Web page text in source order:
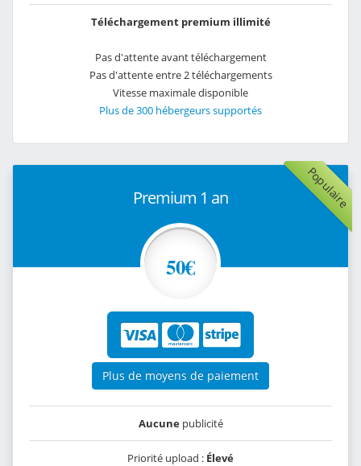
Téléchargement premium illimité
Pas d'attente avant téléchargement
Pas d'attente entre 2 téléchargements
Vitesse maximale disponible
Plus de 300 hébergeurs supportés
Populaire
Premium 1 an
50€
Plus de moyens de paiement
Aucunepublicité
Priorité upload : Élevé